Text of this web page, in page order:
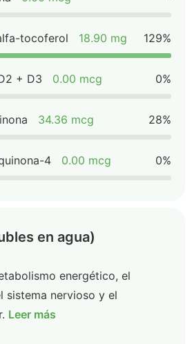
tocoferol 18.90 mg 129%
+ D3 0.00 mcg 0%
34.36 mcg 28%
4 0.00 mcg 0%
en agua)
energético, el
sistema nervioso y el
Leer más